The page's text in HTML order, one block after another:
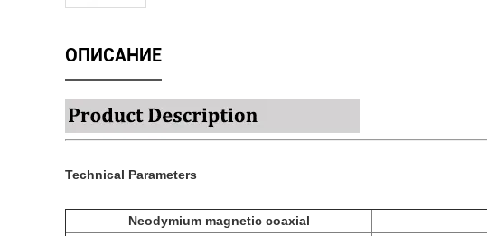
ОПИСАНИЕ
Technical Parameters
Neodymium magnetic coaxial